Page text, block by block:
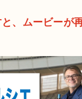
、ムービーが